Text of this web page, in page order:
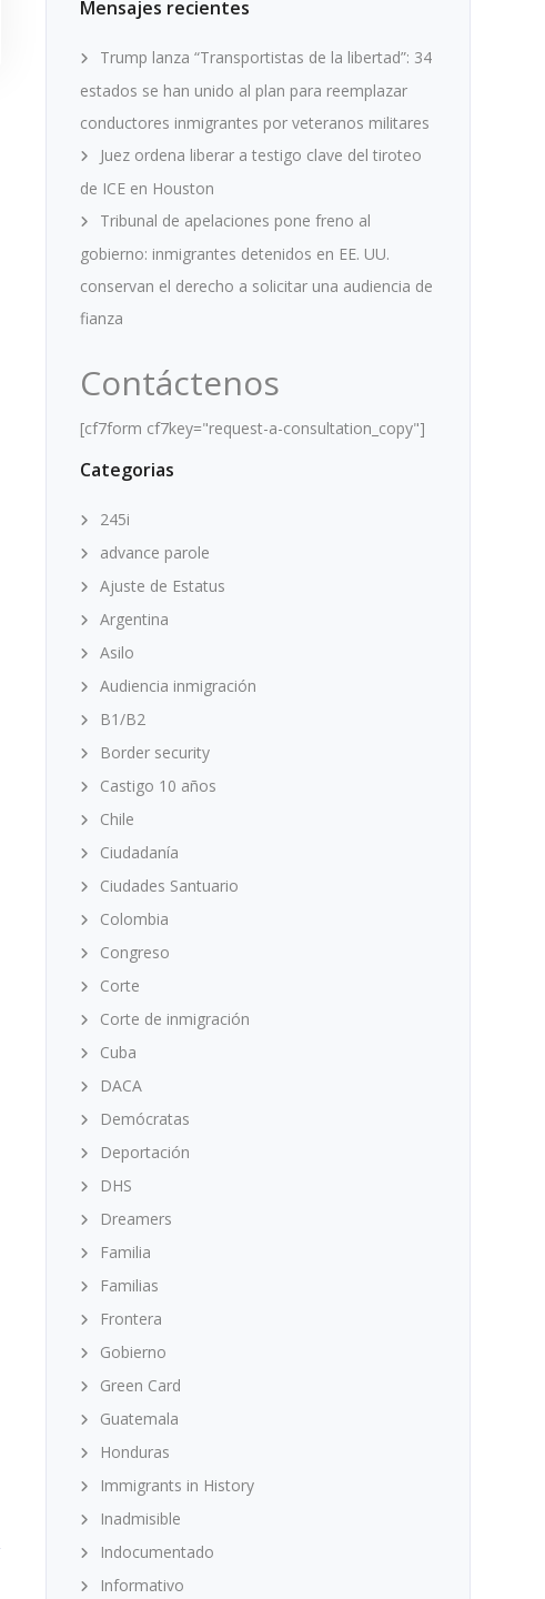
Mensajes recientes
Trump lanza “Transportistas de la libertad”: 34
estados se han unido al plan para reemplazar
conductores inmigrantes por veteranos militares
Juez ordena liberar a testigo clave del tiroteo
de ICE en Houston
Tribunal de apelaciones pone freno al
gobierno: inmigrantes detenidos en EE. UU.
conservan el derecho a solicitar una audiencia de
fianza
Contáctenos
[cf7form cf7key="request-a-consultation_copy"]
Categorias
245i
advance parole
Ajuste de Estatus
Argentina
Asilo
Audiencia inmigración
B1/B2
Border security
Castigo 10 años
Chile
Ciudadanía
Ciudades Santuario
Colombia
Congreso
Corte
Corte de inmigración
Cuba
DACA
Demócratas
Deportación
DHS
Dreamers
Familia
Familias
Frontera
Gobierno
Green Card
Guatemala
Honduras
Immigrants in History
Inadmisible
Indocumentado
Informativo